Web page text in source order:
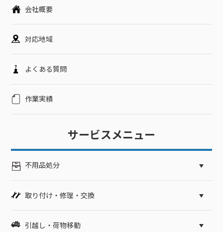
会社概要
対応地域
よくある質問
作業実績
サービスメニュー
不用品処分
取り付け・修理・交換
引越し・荷物移動